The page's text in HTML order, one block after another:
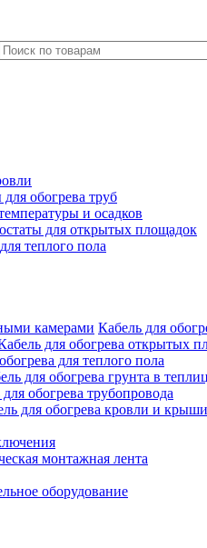
обогрева труб
и осадков
для открытых площадок
теплого пола
Кабель для
для обогрева открытых
для теплого пола
для обогрева грунта в
обогрева трубопровода
для обогрева кровли и крыши
монтажная лента
оборудование